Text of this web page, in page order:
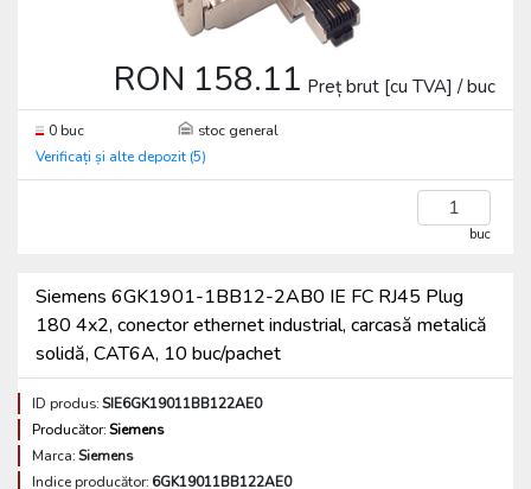
RON 158.11 Preț brut [cu TVA] / buc
0 buc
stoc general
Verificați și alte depozit (5)
buc
Siemens 6GK1901-1BB12-2AB0 IE FC RJ45 Plug
180 4x2, conector ethernet industrial, carcasă metalică
solidă, CAT6A, 10 buc/pachet
ID produs:SIE6GK19011BB122AE0
Producător:Siemens
Marca:Siemens
Indice producător: 6GK19011BB122AE0